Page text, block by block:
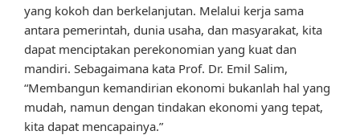
yang kokoh dan berkelanjutan. Melalui kerja sama
antara pemerintah, dunia usaha, dan masyarakat, kita
dapat menciptakan perekonomian yang kuat dan
mandiri. Sebagaimana kata Prof. Dr. Emil Salim,
“Membangun kemandirian ekonomi bukanlah hal yang
mudah, namun dengan tindakan ekonomi yang tepat,
kita dapat mencapainya.”